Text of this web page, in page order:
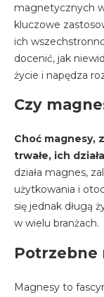
magnetycznych
kluczowe
ich
docenić, jak
życie i napędza
Czy
Choć magnesy,
trwałe, ich
działa magnes,
użytkowania i
się jednak długą
w wielu branżach.
Potrzebne
Magnesy to